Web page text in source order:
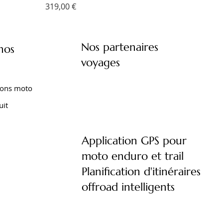
Prix
319,00 €
FOURCHE EMC KIT CARTOUCHE
YAMAHA TRACER 9 (2021- )
AMORTISSEUR EMC YAMAHA XTZ 660
TENERE (2008-2016)
AMORTISSEUR EMC YAMAHA TENERE
moto
Nos partenaires
voyages
Application GPS pour
moto enduro et trail
Planification d'itinéraires
offroad intelligents